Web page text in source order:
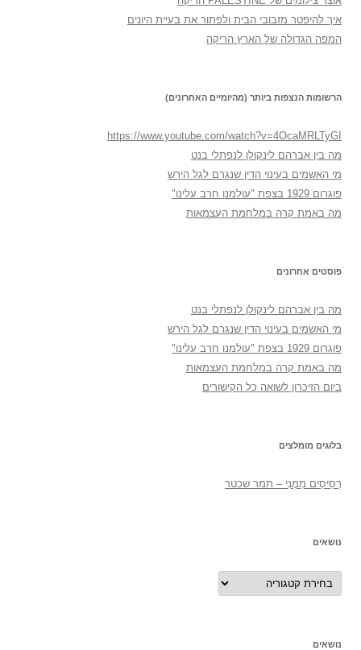
איך להיפטר מזבובי הבית ולפתור את בעיית היונים
המפה הגדולה של הארץ הריקה
הרשומות הנצפות ביותר (מהיומיים האחרונים)
https://www.youtube.com/watch?v=4OcaMRLTyGI
מה בין אברהם לינקולן לנפתלי בנט
מי האשמים בעינוי הדין שנגרם לגל הירש
פוגרום 1929 בצפת "עולמנו חרב עלינו"
מה באמת קרה במלחמת העצמאות
פוסטים אחרונים
מה בין אברהם לינקולן לנפתלי בנט
מי האשמים בעינוי הדין שנגרם לגל הירש
פוגרום 1929 בצפת "עולמנו חרב עלינו"
מה באמת קרה במלחמת העצמאות
ביום הזיכרון לשואה כל הקישורים
בלוגים מומלצים
רְסִיסִים מִמֶנִי – תמר שכטר
נושאים
נושאים
נושאים